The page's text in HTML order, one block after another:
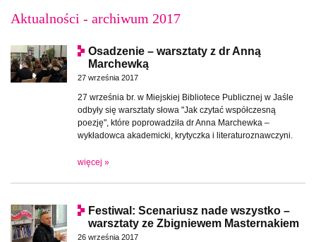
Aktualności - archiwum 2017
Osadzenie – warsztaty z dr Anną
Marchewką
27 września 2017
27 września br. w Miejskiej Bibliotece Publicznej w Jaśle
odbyły się warsztaty słowa "Jak czytać współczesną
poezję", które poprowadziła dr Anna Marchewka –
wykładowca akademicki, krytyczka i literaturoznawczyni.
więcej »
Festiwal: Scenariusz nade wszystko –
warsztaty ze Zbigniewem Masternakiem
26 września 2017